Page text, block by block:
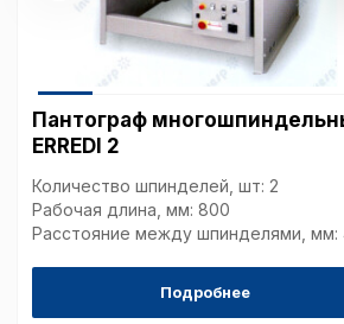
Пантограф
ERREDI 2
Количество шпинделей, шт: 2
Рабочая длина, мм: 800
Расстояние между шпинделями, мм:
Подробнее